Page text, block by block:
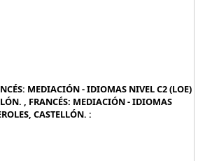
MEDIACIÓN - IDIOMAS NIVEL C2 (LOE)
, FRANCÉS: MEDIACIÓN - IDIOMAS
CASTELLÓN. :